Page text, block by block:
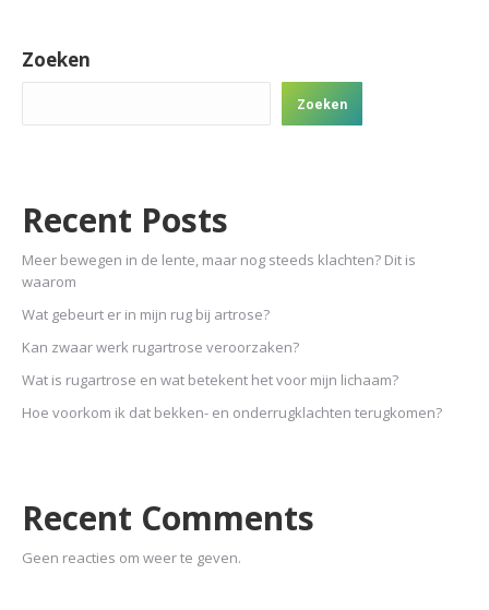
Zoeken
Zoeken
Recent Posts
Meer bewegen in de lente, maar nog steeds klachten? Dit is
waarom
Wat gebeurt er in mijn rug bij artrose?
Kan zwaar werk rugartrose veroorzaken?
Wat is rugartrose en wat betekent het voor mijn lichaam?
Hoe voorkom ik dat bekken- en onderrugklachten terugkomen?
Recent Comments
Geen reacties om weer te geven.